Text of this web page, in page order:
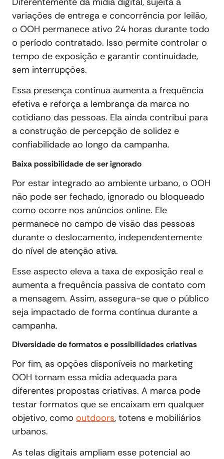
variações de entrega e concorrência por leilão,
o OOH permanece ativo 24 horas durante todo
o período contratado. Isso permite controlar o
tempo de exposição e garantir continuidade,
sem interrupções.
Essa presença contínua aumenta a frequência
efetiva e reforça a lembrança da marca no
cotidiano das pessoas. Ela ainda contribui para
a construção de percepção de solidez e
confiabilidade ao longo da campanha.
Baixa possibilidade de ser ignorado
Por estar integrado ao ambiente urbano, o OOH
não pode ser fechado, ignorado ou bloqueado
como ocorre nos anúncios online. Ele
permanece no campo de visão das pessoas
durante o deslocamento, independentemente
do nível de atenção ativa.
Esse aspecto eleva a taxa de exposição real e
aumenta a frequência passiva de contato com
a mensagem. Assim, assegura-se que o público
seja impactado de forma contínua durante a
campanha.
Diversidade de formatos e possibilidades criativas
Por fim, as opções disponíveis no marketing
OOH tornam essa mídia adequada para
diferentes propostas criativas. A marca pode
testar formatos que se encaixam em qualquer
objetivo, como outdoors, totens e mobiliários
urbanos.
As telas digitais ampliam esse potencial ao